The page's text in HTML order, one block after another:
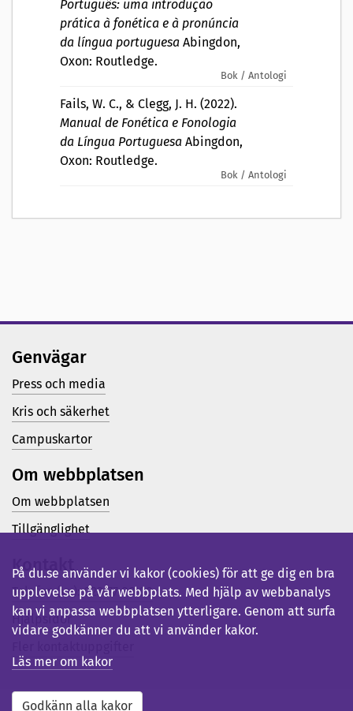
Português: uma introdução
prática à fonética e à pronúncia
da língua portuguesa Abingdon,
Oxon: Routledge.
Bok / Antologi
Fails, W. C., & Clegg, J. H. (2022).
Manual de Fonética e Fonologia
da Língua Portuguesa Abingdon,
Oxon: Routledge.
Bok / Antologi
Genvägar
Press och media
Kris och säkerhet
Campuskartor
Om webbplatsen
Om webbplatsen
Tillgänglighet
Kontakt
Telefon (vx): 023-77 80 00
Hjälpsidor
På du.se använder vi kakor (cookies) för att ge dig en bra
upplevelse på vår webbplats. Med hjälp av webbanalys
kan vi anpassa webbplatsen ytterligare. Genom att surfa
vidare godkänner du att vi använder kakor.
Läs mer om kakor
Godkänn alla kakor